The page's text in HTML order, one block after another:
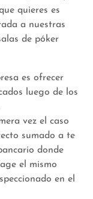
quieres es
a nuestras
de póker
es ofrecer
luego de los
vez el caso
sumado a te
donde
el mismo
en el